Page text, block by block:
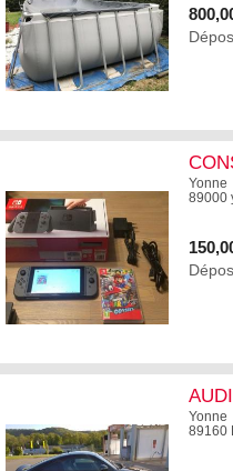
Yonne
89000
LUXE
Yonne
89160